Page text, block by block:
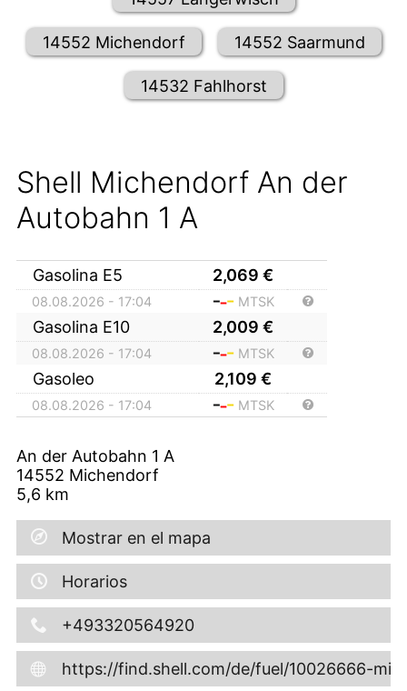
14552 Michendorf 14552 Saarmund
14532 Fahlhorst
Shell Michendorf An der
Autobahn 1 A
Gasolina E5 2,069 €
08.08.2026 - 17:04 MTSK
Gasolina E10 2,009 €
08.08.2026 - 17:04 MTSK
Gasoleo 2,109 €
08.08.2026 - 17:04 MTSK
An der Autobahn 1 A
14552 Michendorf
5,6 km
Mostrar en el mapa
Horarios
+493320564920
https://find.shell.com/de/fuel/10026666-